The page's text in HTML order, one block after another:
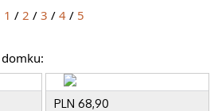
1 / 2 / 3 / 4/ 5